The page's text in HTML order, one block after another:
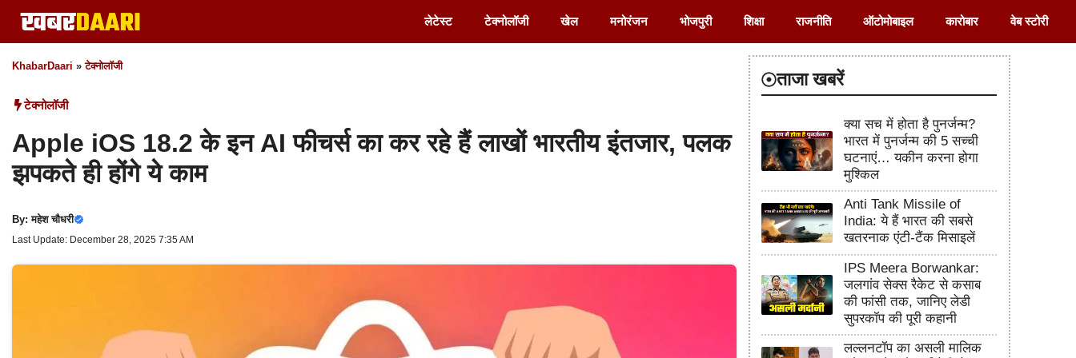
Skip
to
content
लेटेस्ट टेक्नोलॉजी खेल मनोरंजन भोजपुरी शिक्षा राजनीति ऑटोमोबाइल कारोबार वेब स्टोरी
KhabarDaari »टेक्नोलॉजी
टेक्नोलॉजी
Apple iOS 18.2 के इन AI फीचर्स का कर रहे हैं लाखों भारतीय इंतजार, पलक
झपकते ही होंगे ये काम
By:महेश चौधरी
Last Update: December 28, 2025 7:35 AM
ताजा खबरें
क्या सच में होता है पुनर्जन्म?
भारत में पुनर्जन्म की 5 सच्ची
घटनाएं… यकीन करना होगा
मुश्किल
Anti Tank Missile of
India: ये हैं भारत की सबसे
खतरनाक एंटी-टैंक मिसाइलें
IPS Meera Borwankar:
जलगांव सेक्स रैकेट से कसाब
की फांसी तक, जानिए लेडी
सुपरकॉप की पूरी कहानी
लल्लनटॉप का असली मालिक